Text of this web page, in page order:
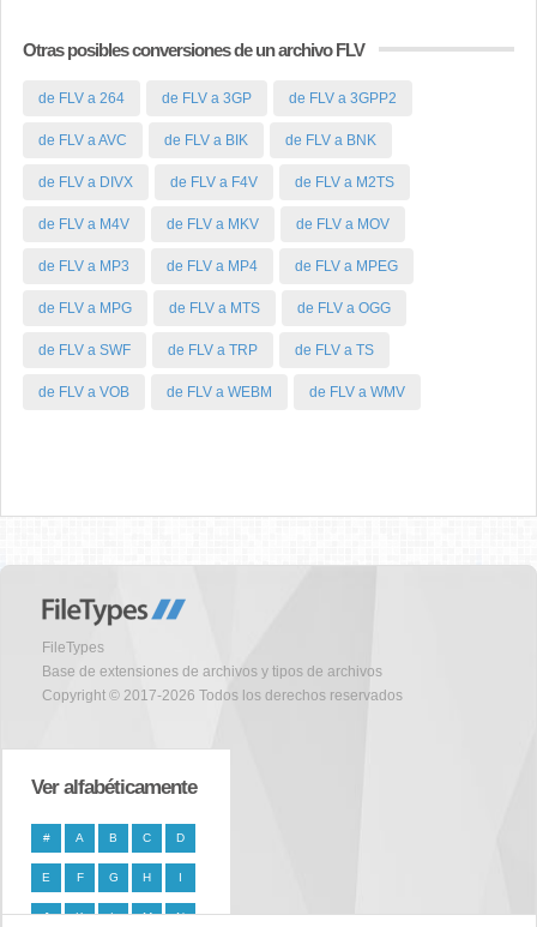
Otras posibles conversiones de un archivo FLV
de FLV a 264 de FLV a 3GP de FLV a 3GPP2
de FLV a AVC de FLV a BIK de FLV a BNK
de FLV a DIVX de FLV a F4V de FLV a M2TS
de FLV a M4V de FLV a MKV de FLV a MOV
de FLV a MP3 de FLV a MP4 de FLV a MPEG
de FLV a MPG de FLV a MTS de FLV a OGG
de FLV a SWF de FLV a TRP de FLV a TS
de FLV a VOB de FLV a WEBM de FLV a WMV
FileTypes
Base de extensiones de archivos y tipos de archivos
Copyright © 2017-2026 Todos los derechos reservados
Ver alfabéticamente
# A B C D
E F G H I
J K L M N